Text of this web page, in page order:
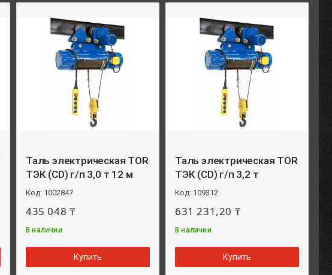
Таль электрическая TOR
ТЭК (CD) г/п 3,0 т 12 м
1002847
435 048 ₸
В наличии
Купить
Таль электрическая TOR
ТЭК (CD) г/п 3,2 т
109312
631 231,20 ₸
В наличии
Купить